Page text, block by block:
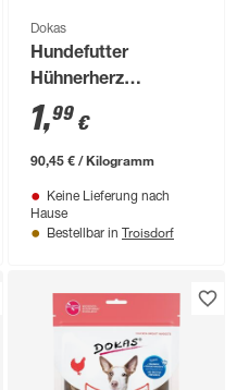
Dokas
Hundefutter
Hühnerherz
gefriergetrocknet 22
g
1,99 €
90,45 € / Kilogramm
Keine Lieferung nach
Hause
Bestellbar in Troisdorf